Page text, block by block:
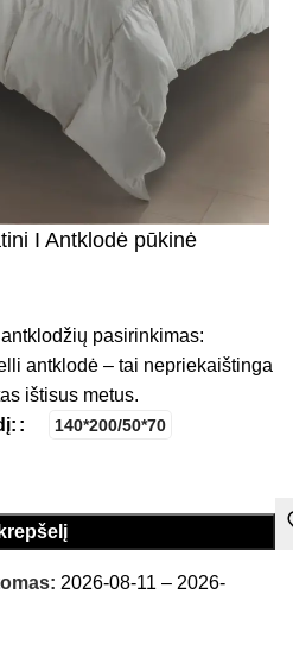
I Antklodė pūkinė
pasirinkimas:
antklodė – tai nepriekaištinga
ištisus metus.
140*200/50*70
krepšelį
2026-08-11 – 2026-